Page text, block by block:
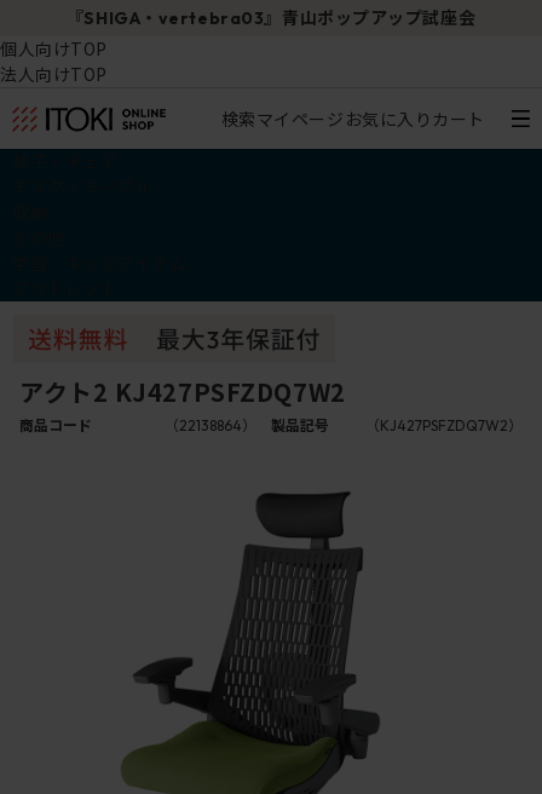
『SHIGA・vertebra03』青山ポップアップ試座会
個人向けTOP
法人向けTOP
検索マイページ お気に入り カート
アクト2 KJ427PSFZDQ7W2
商品コード （22138864） 製品記号 （KJ427PSFZDQ7W2）